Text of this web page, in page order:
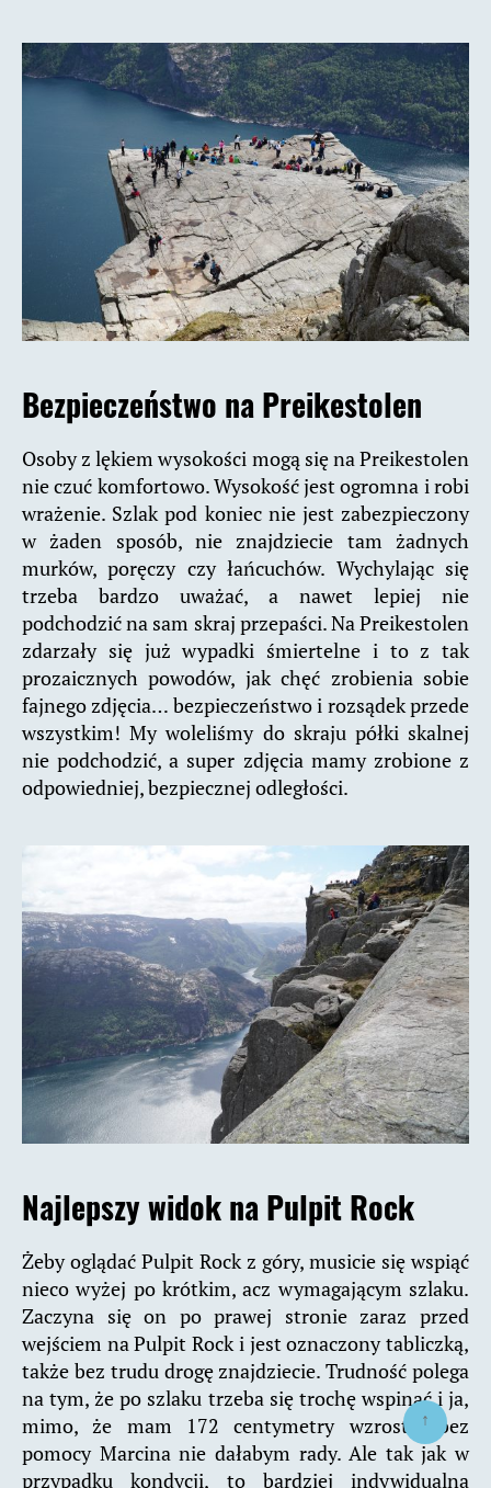
Bezpieczeństwo na Preikestolen
Osoby z lękiem wysokości mogą się na Preikestolen
nie czuć komfortowo. Wysokość jest ogromna i robi
wrażenie. Szlak pod koniec nie jest zabezpieczony
w żaden sposób, nie znajdziecie tam żadnych
murków, poręczy czy łańcuchów. Wychylając się
trzeba bardzo uważać, a nawet lepiej nie
podchodzić na sam skraj przepaści. Na Preikestolen
zdarzały się już wypadki śmiertelne i to z tak
prozaicznych powodów, jak chęć zrobienia sobie
fajnego zdjęcia… bezpieczeństwo i rozsądek przede
wszystkim! My woleliśmy do skraju półki skalnej
nie podchodzić, a super zdjęcia mamy zrobione z
odpowiedniej, bezpiecznej odległości.
Najlepszy widok na Pulpit Rock
Żeby oglądać Pulpit Rock z góry, musicie się wspiąć
nieco wyżej po krótkim, acz wymagającym szlaku.
Zaczyna się on po prawej stronie zaraz przed
wejściem na Pulpit Rock i jest oznaczony tabliczką,
także bez trudu drogę znajdziecie. Trudność polega
na tym, że po szlaku trzeba się trochę wspinać i ja,
mimo, że mam 172 centymetry wzrostu, bez
pomocy Marcina nie dałabym rady. Ale tak jak w
przypadku kondycji, to bardziej indywidualna
↑